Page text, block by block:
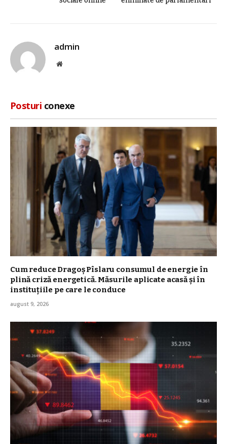
admin
Site
Posturi conexe
Cum reduce Dragoș Pîslaru consumul de energie în
plină criză energetică. Măsurile aplicate acasă și în
instituțiile pe care le conduce
august 9, 2026